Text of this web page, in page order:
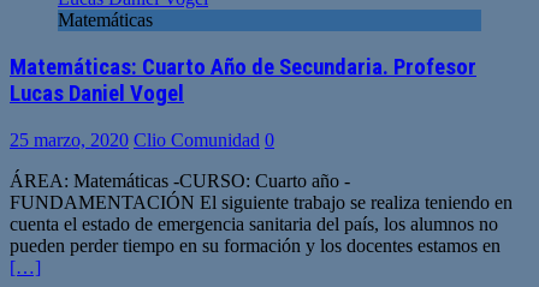
Matemáticas
Matemáticas: Cuarto Año de Secundaria. Profesor
Lucas Daniel Vogel
25 marzo, 2020 Clio Comunidad 0
ÁREA: Matemáticas -CURSO: Cuarto año -
FUNDAMENTACIÓN El siguiente trabajo se realiza teniendo en
cuenta el estado de emergencia sanitaria del país, los alumnos no
pueden perder tiempo en su formación y los docentes estamos en
[…]